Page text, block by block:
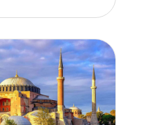
from
100